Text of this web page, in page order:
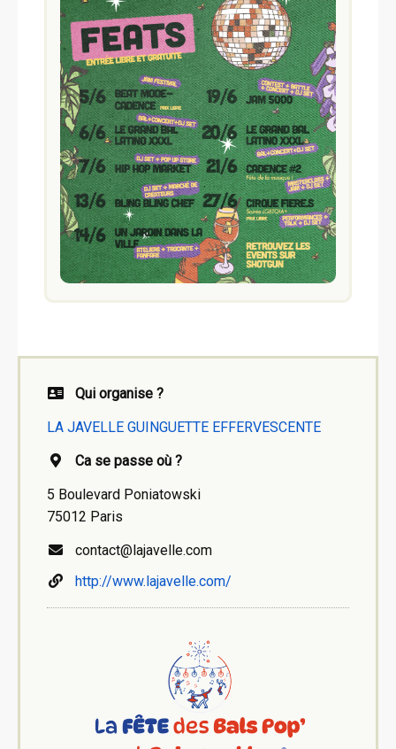
Qui organise ?
LA JAVELLE GUINGUETTE EFFERVESCENTE
Ca se passe où ?
5 Boulevard Poniatowski
75012 Paris
contact@lajavelle.com
http://www.lajavelle.com/